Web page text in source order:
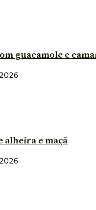
guacamole e
alheira e maçã